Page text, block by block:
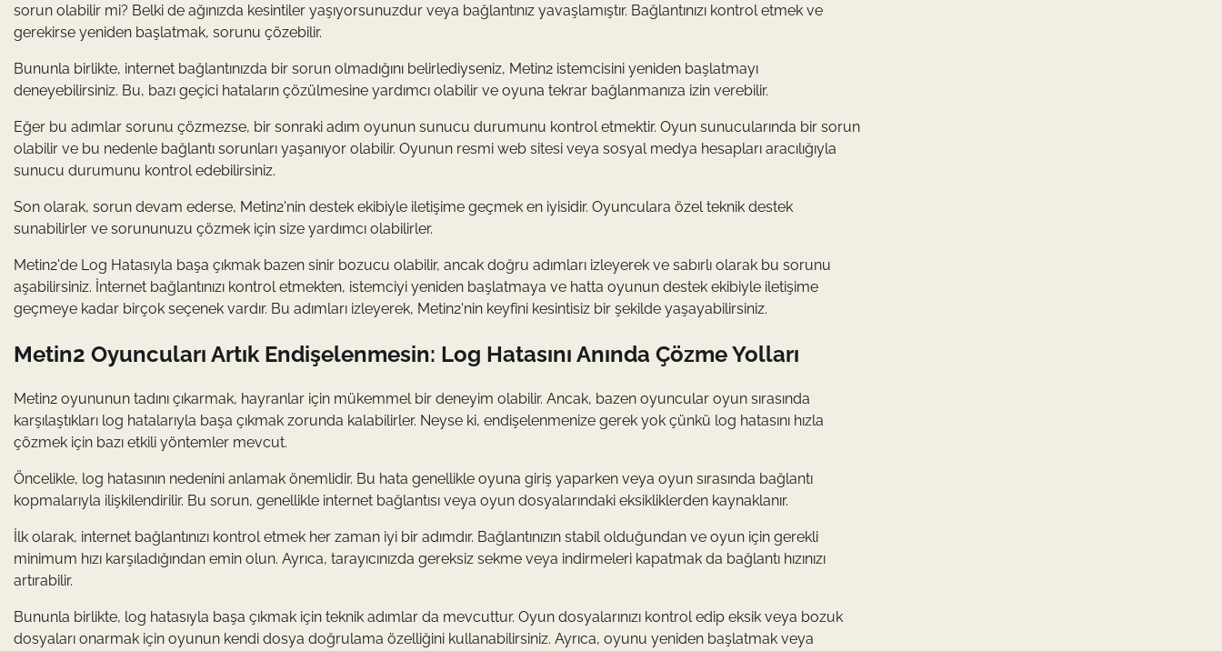
sorun olabilir mi? Belki de ağınızda kesintiler yaşıyorsunuzdur veya bağlantınız yavaşlamıştır. Bağlantınızı kontrol etmek ve
gerekirse yeniden başlatmak, sorunu çözebilir.
Bununla birlikte, internet bağlantınızda bir sorun olmadığını belirlediyseniz, Metin2 istemcisini yeniden başlatmayı
deneyebilirsiniz. Bu, bazı geçici hataların çözülmesine yardımcı olabilir ve oyuna tekrar bağlanmanıza izin verebilir.
Eğer bu adımlar sorunu çözmezse, bir sonraki adım oyunun sunucu durumunu kontrol etmektir. Oyun sunucularında bir sorun
olabilir ve bu nedenle bağlantı sorunları yaşanıyor olabilir. Oyunun resmi web sitesi veya sosyal medya hesapları aracılığıyla
sunucu durumunu kontrol edebilirsiniz.
Son olarak, sorun devam ederse, Metin2'nin destek ekibiyle iletişime geçmek en iyisidir. Oyunculara özel teknik destek
sunabilirler ve sorununuzu çözmek için size yardımcı olabilirler.
Metin2'de Log Hatasıyla başa çıkmak bazen sinir bozucu olabilir, ancak doğru adımları izleyerek ve sabırlı olarak bu sorunu
aşabilirsiniz. İnternet bağlantınızı kontrol etmekten, istemciyi yeniden başlatmaya ve hatta oyunun destek ekibiyle iletişime
geçmeye kadar birçok seçenek vardır. Bu adımları izleyerek, Metin2'nin keyfini kesintisiz bir şekilde yaşayabilirsiniz.
Metin2 Oyuncuları Artık Endişelenmesin: Log Hatasını Anında Çözme Yolları
Metin2 oyununun tadını çıkarmak, hayranlar için mükemmel bir deneyim olabilir. Ancak, bazen oyuncular oyun sırasında
karşılaştıkları log hatalarıyla başa çıkmak zorunda kalabilirler. Neyse ki, endişelenmenize gerek yok çünkü log hatasını hızla
çözmek için bazı etkili yöntemler mevcut.
Öncelikle, log hatasının nedenini anlamak önemlidir. Bu hata genellikle oyuna giriş yaparken veya oyun sırasında bağlantı
kopmalarıyla ilişkilendirilir. Bu sorun, genellikle internet bağlantısı veya oyun dosyalarındaki eksikliklerden kaynaklanır.
İlk olarak, internet bağlantınızı kontrol etmek her zaman iyi bir adımdır. Bağlantınızın stabil olduğundan ve oyun için gerekli
minimum hızı karşıladığından emin olun. Ayrıca, tarayıcınızda gereksiz sekme veya indirmeleri kapatmak da bağlantı hızınızı
artırabilir.
Bununla birlikte, log hatasıyla başa çıkmak için teknik adımlar da mevcuttur. Oyun dosyalarınızı kontrol edip eksik veya bozuk
dosyaları onarmak için oyunun kendi dosya doğrulama özelliğini kullanabilirsiniz. Ayrıca, oyunu yeniden başlatmak veya